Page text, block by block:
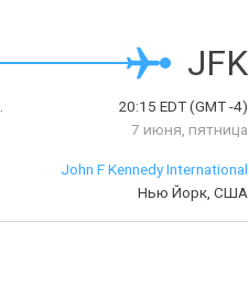
JFK
20:15EDT(GMT -4)
7 июня, пятница
John F Kennedy International
Нью Йорк, США